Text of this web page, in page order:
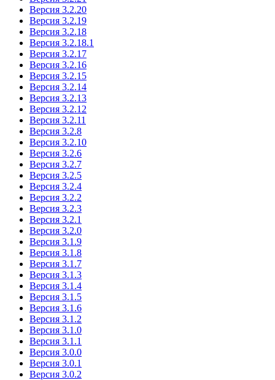
Версия 3.2.20
Версия 3.2.19
Версия 3.2.18
Версия 3.2.18.1
Версия 3.2.17
Версия 3.2.16
Версия 3.2.15
Версия 3.2.14
Версия 3.2.13
Версия 3.2.12
Версия 3.2.11
Версия 3.2.8
Версия 3.2.10
Версия 3.2.6
Версия 3.2.7
Версия 3.2.5
Версия 3.2.4
Версия 3.2.2
Версия 3.2.3
Версия 3.2.1
Версия 3.2.0
Версия 3.1.9
Версия 3.1.8
Версия 3.1.7
Версия 3.1.3
Версия 3.1.4
Версия 3.1.5
Версия 3.1.6
Версия 3.1.2
Версия 3.1.0
Версия 3.1.1
Версия 3.0.0
Версия 3.0.1
Версия 3.0.2